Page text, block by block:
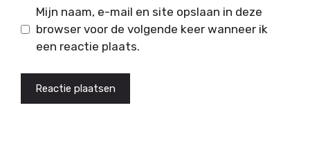
Mijn naam, e-mail en site opslaan in deze
browser voor de volgende keer wanneer ik
een reactie plaats.